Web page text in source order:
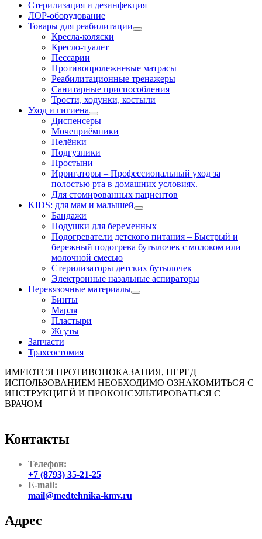
Стерилизация и дезинфекция
ЛОР-оборудование
Товары для реабилитации
Кресла-коляски
Кресло-туалет
Пессарии
Противопролежневые матрасы
Реабилитационные тренажеры
Санитарные приспособления
Трости, ходунки, костыли
Уход и гигиена
Диспенсеры
Мочеприёмники
Пелёнки
Подгузники
Простыни
Ирригаторы – Профессиональный уход за
полостью рта в домашних условиях.
Для стомированных пациентов
KIDS: для мам и малышей
Бандажи
Подушки для беременных
Подогреватели детского питания – Быстрый и
бережный подогрева бутылочек с молоком или
молочной смесью
Стерилизаторы детских бутылочек
Электронные назальные аспираторы
Перевязочные материалы
Бинты
Марля
Пластыри
Жгуты
Запчасти
Трахеостомия
ИМЕЮТСЯ ПРОТИВОПОКАЗАНИЯ, ПЕРЕД
ИСПОЛЬЗОВАНИЕМ НЕОБХОДИМО ОЗНАКОМИТЬСЯ С
ИНСТРУКЦИЕЙ И ПРОКОНСУЛЬТИРОВАТЬСЯ С
ВРАЧОМ
Контакты
Телефон:
+7 (8793) 35-21-25
E-mail:
mail@medtehnika-kmv.ru
Адрес